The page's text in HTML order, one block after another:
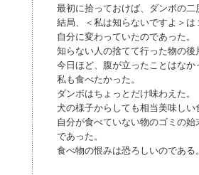
最初に拾っておけば、ダンボの
結局、＜私は知らないですよ＞
自分に変わっていたのであった。
知らない人の捨てて行った物の
今日ほど、腹が立ったことはなか
私も食べたかった。
ダンボはちょっとだけ味わえた。
犬の様子からしても相当美味しい
自分が食べていない物のゴミの
であった。
食べ物の恨みは恐ろしいのである。